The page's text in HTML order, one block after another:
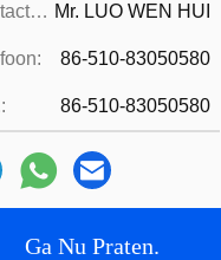
Contactpersonen: Mr. LUO WEN HUI
86-510-83050580
86-510-83050580
Ga Nu Praten.